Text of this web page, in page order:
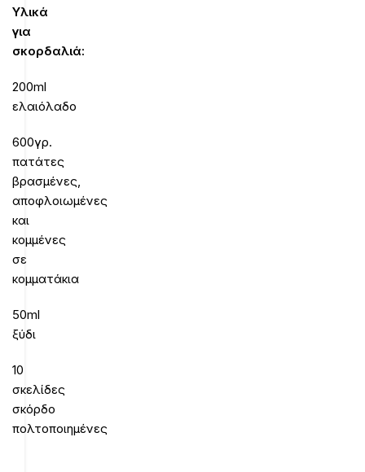
Υλικά
για
σκορδαλιά:
200ml
ελαιόλαδο
600γρ.
πατάτες
βρασμένες,
αποφλοιωμένες
και
κομμένες
σε
κομματάκια
50ml
ξύδι
10
σκελίδες
σκόρδο
πολτοποιημένες